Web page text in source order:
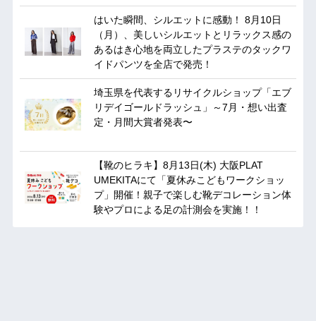
はいた瞬間、シルエットに感動！ 8月10日
（月）、美しいシルエットとリラックス感の
あるはき心地を両立したプラステのタックワ
イドパンツを全店で発売！
埼玉県を代表するリサイクルショップ「エブ
リデイゴールドラッシュ」～7月・想い出査
定・月間大賞者発表〜
【靴のヒラキ】8月13日(木) 大阪PLAT
UMEKITAにて「夏休みこどもワークショッ
プ」開催！親子で楽しむ靴デコレーション体
験やプロによる足の計測会を実施！！